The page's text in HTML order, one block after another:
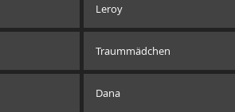
Leroy
Traummädchen
Dana